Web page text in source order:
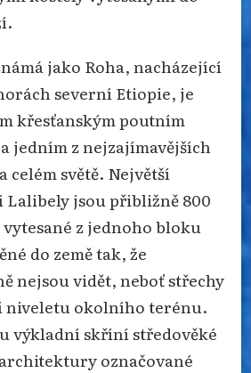
jako Roha, nacházející
severní Etiopie, je
křesťanským poutním
jedním z nejzajímavějších
celém světě. Největší
jsou přibližně 800
z jednoho bloku
do země tak, že
nejsou vidět, neboť střechy
okolního terénu.
výkladní skříní středověké
označované